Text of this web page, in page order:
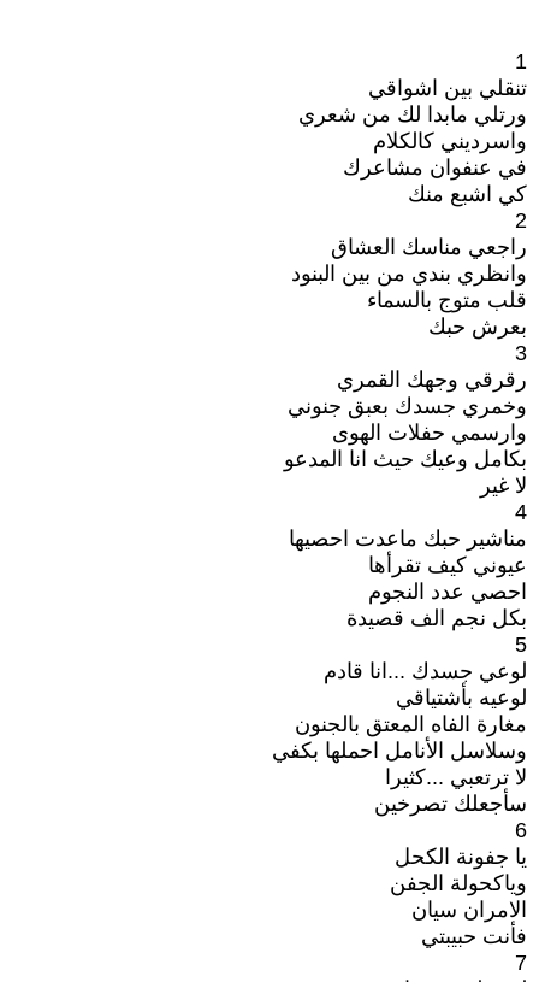
1
تنقلي بين اشواقي
ورتلي مابدا لك من شعري
واسرديني كالكلام
في عنفوان مشاعرك
كي اشبع منك
2
راجعي مناسك العشاق
وانظري بندي من بين البنود
قلب متوج بالسماء
بعرش حبك
3
رقرقي وجهك القمري
وخمري جسدك بعبق جنوني
وارسمي حفلات الهوى
بكامل وعيك حيث انا المدعو
لا غير
4
مناشير حبك ماعدت احصيها
عيوني كيف تقرأها
احصي عدد النجوم
بكل نجم الف قصيدة
5
لوعي جسدك ...انا قادم
لوعيه بأشتياقي
مغارة الفاه المعتق بالجنون
وسلاسل الأنامل احملها بكفي
لا ترتعبي ...كثيرا
سأجعلك تصرخين
6
يا جفونة الكحل
وياكحولة الجفن
الامران سيان
فأنت حبيبتي
7